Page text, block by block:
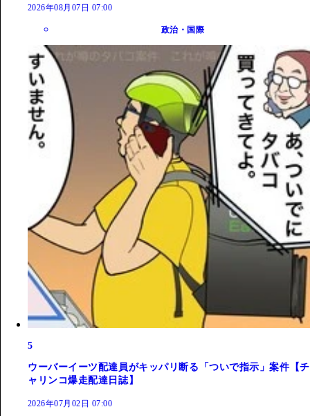
2026年08月07日 07:00
政治・国際
5
ウーバーイーツ配達員がキッパリ断る「ついで指示」案件【チ
ャリンコ爆走配達日誌】
2026年07月02日 07:00